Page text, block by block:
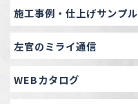
施工事例・仕上げサンプル
左官のミライ通信
WEBカタログ